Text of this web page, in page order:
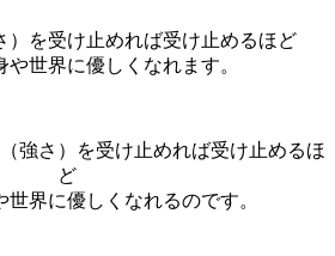
）を受け止めれば受け止めるほど
や世界に優しくなれます。
強さ）を受け止めれば受け止めるほ
ど
世界に優しくなれるのです。